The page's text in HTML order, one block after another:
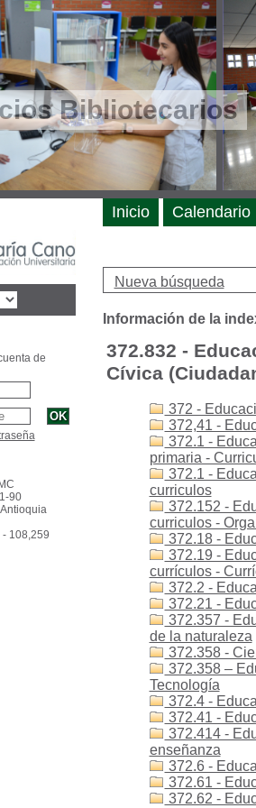
Bibliotecarios
Nueva búsqueda
Información de la
372.832 -
Cívica
372 -
372,41 -
372.1 -
primaria -
372.1 -
curriculos
372.152 -
curriculos -
372.18 -
372.19 -
currículos -
372.2 -
372.21 -
372.357 -
de la naturaleza
372.358 -
372.358 –
Tecnología
372.4 -
372.41 -
372.414 -
enseñanza
372.6 -
372.61 -
372.62 -
Inicio Calendario
de
90
108,259